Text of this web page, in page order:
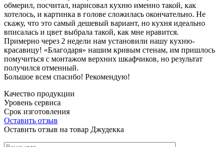
обмерил, посчитал, нарисовал кухню именно такой, как
хотелось, и картинка в голове сложилась окончательно. Не
скажу, что это самый дешевый вариант, но кухня идеально
вписалась и цвет выбрала такой, как мне нравится.
Примерно через 2 недели нам установили нашу кухню-
красавицу! «Благодаря» нашим кривым стенам, им пришлось
помучиться с монтажом верхних шкафчиков, но результат
получился отменный.
Большое всем спасибо! Рекомендую!
Качество продукции
Уровень сервиса
Срок изготовления
Оставить отзыв
Оставить отзыв на товар Джудекка